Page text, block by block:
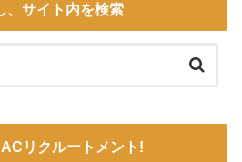
、サイト内を検索
リクルートメント!